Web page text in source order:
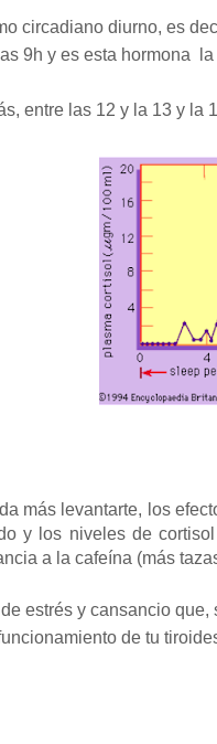
circadiano diurno, es
9h y es esta hormona
entre las 12 y la 13 y
más levantarte, los
y los niveles de
a la cafeína (más
estrés y cansancio
de tu